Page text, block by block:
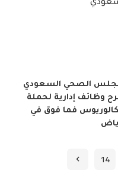
الصحي السعودي
وظائف إدارية لحملة
فما فوق في
14